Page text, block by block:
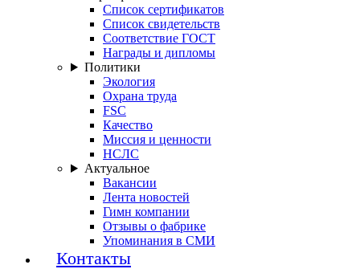
Список сертификатов
Список свидетельств
Соответствие ГОСТ
Награды и дипломы
Политики
Экология
Охрана труда
FSC
Качество
Миссия и ценности
НСЛС
Актуальное
Вакансии
Лента новостей
Гимн компании
Отзывы о фабрике
Упоминания в СМИ
Контакты